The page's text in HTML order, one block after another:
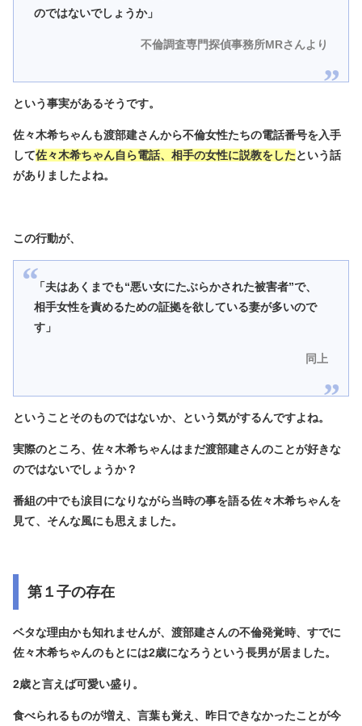
のではないでしょうか」
不倫調査専門探偵事務所MRさんより
という事実があるそうです。
佐々木希ちゃんも渡部建さんから不倫女性たちの電話番号を入手
して佐々木希ちゃん自ら電話、相手の女性に説教をしたという話
がありましたよね。
この行動が、
「夫はあくまでも“悪い女にたぶらかされた被害者”で、
相手女性を責めるための証拠を欲している妻が多いので
す」
同上
ということそのものではないか、という気がするんですよね。
実際のところ、佐々木希ちゃんはまだ渡部建さんのことが好きな
のではないでしょうか？
番組の中でも涙目になりながら当時の事を語る佐々木希ちゃんを
見て、そんな風にも思えました。
第１子の存在
ベタな理由かも知れませんが、渡部建さんの不倫発覚時、すでに
佐々木希ちゃんのもとには2歳になろうという長男が居ました。
2歳と言えば可愛い盛り。
食べられるものが増え、言葉も覚え、昨日できなかったことが今